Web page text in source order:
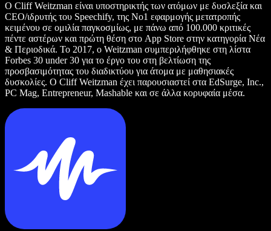
Ο Cliff Weitzman είναι υποστηρικτής των ατόμων με δυσλεξία και
CEO/ιδρυτής του Speechify, της Νο1 εφαρμογής μετατροπής
κειμένου σε ομιλία παγκοσμίως, με πάνω από 100.000 κριτικές
πέντε αστέρων και πρώτη θέση στο App Store στην κατηγορία Νέα
& Περιοδικά. Το 2017, ο Weitzman συμπεριλήφθηκε στη λίστα
Forbes 30 under 30 για το έργο του στη βελτίωση της
προσβασιμότητας του διαδικτύου για άτομα με μαθησιακές
δυσκολίες. Ο Cliff Weitzman έχει παρουσιαστεί στα EdSurge, Inc.,
PC Mag, Entrepreneur, Mashable και σε άλλα κορυφαία μέσα.